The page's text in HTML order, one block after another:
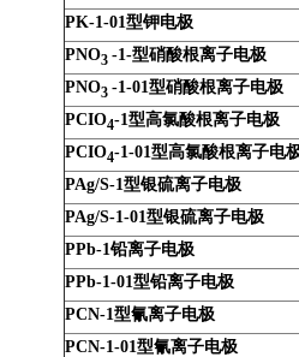
PK-1-01型钾电极
PNO3 -1-型硝酸根离子电极
PNO3 -1-01型硝酸根离子电极
PCIO4-1型高氯酸根离子电极
PCIO4-1-01型高氯酸根离子电
PAg/S-1型银硫离子电极
PAg/S-1-01型银硫离子电极
PPb-1铅离子电极
PPb-1-01型铅离子电极
PCN-1型氰离子电极
PCN-1-01型氰离子电极